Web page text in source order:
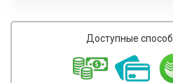
Доступные